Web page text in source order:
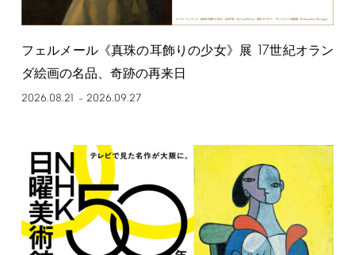
フェルメール《真珠の耳飾りの少女》展 17世紀オラン
ダ絵画の名品、奇跡の再来日
2026.08.21 – 2026.09.27